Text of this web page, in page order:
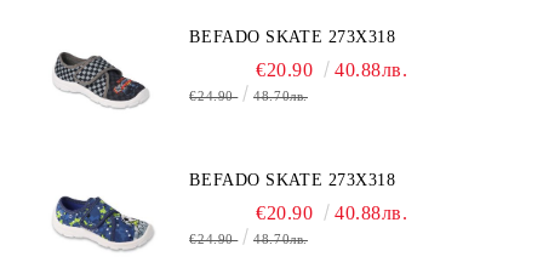
BEFADO SKATE 273X318
€20.90 40.88лв.
€24.90 48.70лв.
BEFADO SKATE 273X318
€20.90 40.88лв.
€24.90 48.70лв.